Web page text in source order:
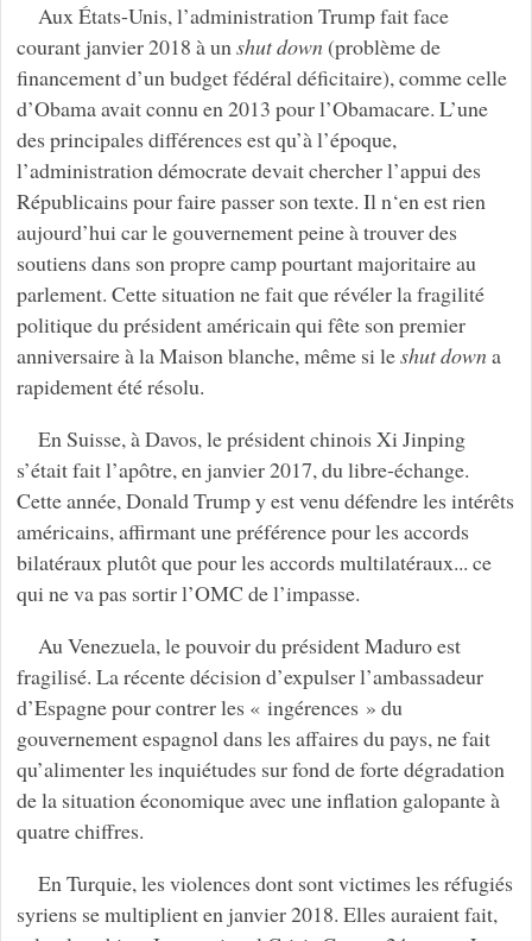
Aux États-Unis, l’administration Trump fait face
courant janvier 2018 à unshut down(problème de
financement d’un budget fédéral déficitaire), comme celle
d’Obama avait connu en 2013 pour l’Obamacare. L’une
des principales différences est qu’à l’époque,
l’administration démocrate devait chercher l’appui des
Républicains pour faire passer son texte. Il n‘en est rien
aujourd’hui car le gouvernement peine à trouver des
soutiens dans son propre camp pourtant majoritaire au
parlement. Cette situation ne fait que révéler la fragilité
politique du président américain qui fête son premier
anniversaire à la Maison blanche, même si leshut downa
rapidement été résolu.
En Suisse, à Davos, le président chinois Xi Jinping
s’était fait l’apôtre, en janvier 2017, du libre-échange.
Cette année, Donald Trump y est venu défendre les intérêts
américains, affirmant une préférence pour les accords
bilatéraux plutôt que pour les accords multilatéraux... ce
qui ne va pas sortir l’OMC de l’impasse.
Au Venezuela, le pouvoir du président Maduro est
fragilisé. La récente décision d’expulser l’ambassadeur
d’Espagne pour contrer les « ingérences » du
gouvernement espagnol dans les affaires du pays, ne fait
qu’alimenter les inquiétudes sur fond de forte dégradation
de la situation économique avec une inflation galopante à
quatre chiffres.
En Turquie, les violences dont sont victimes les réfugiés
syriens se multiplient en janvier 2018. Elles auraient fait,